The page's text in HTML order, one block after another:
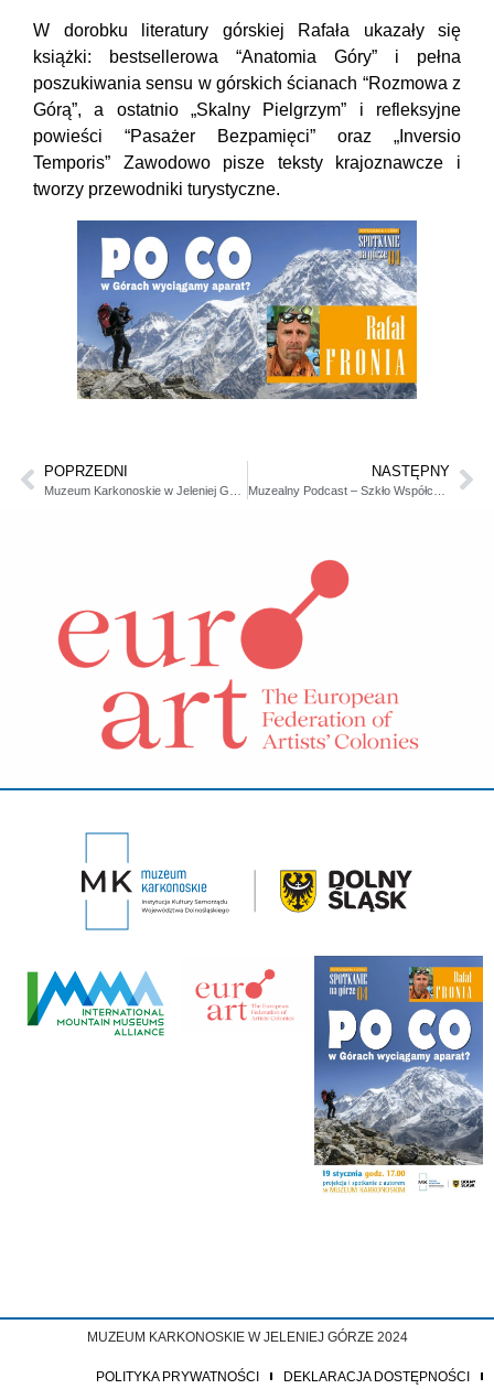
W dorobku literatury górskiej Rafała ukazały się
książki: bestsellerowa “Anatomia Góry” i pełna
poszukiwania sensu w górskich ścianach “Rozmowa z
Górą”, a ostatnio „Skalny Pielgrzym” i refleksyjne
powieści “Pasażer Bezpamięci” oraz „Inversio
Temporis” Zawodowo pisze teksty krajoznawcze i
tworzy przewodniki turystyczne.
POPRZEDNI NASTĘPNY
MUZEUM KARKONOSKIE W JELENIEJ GÓRZE 2024
POLITYKA PRYWATNOŚCI DEKLARACJA DOSTĘPNOŚCI